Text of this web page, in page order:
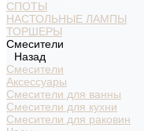
СПОТЫ
НАСТОЛЬНЫЕ ЛАМПЫ
ТОРШЕРЫ
Смесители
Назад
Смесители
Аксессуары
Смесители для ванны
Смесители для кухни
Смесители для раковин